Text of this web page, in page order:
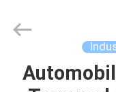
HAUS